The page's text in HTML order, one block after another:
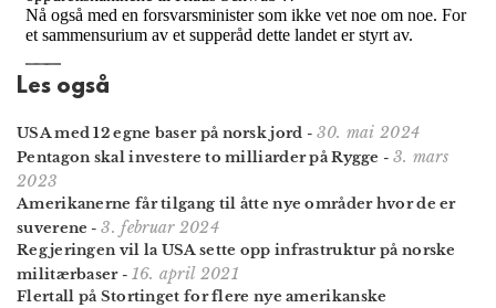
Les også
USA med 12 egne baser på norsk jord - 30. mai 2024
Pentagon skal investere to milliarder på Rygge - 3. mars
2023
Amerikanerne får tilgang til åtte nye områder hvor de er
suverene -3. februar 2024
Regjeringen vil la USA sette opp infrastruktur på norske
militærbaser- 16. april 2021
Flertall på Stortinget for flere nye amerikanske